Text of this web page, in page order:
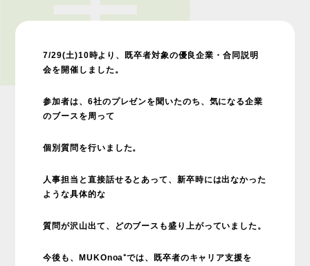
7/29(土)10時より、既卒者対象の優良企業・合同説明
会を開催しました。
参加者は、6社のプレゼンを聞いたのち、気になる企業
のブースを周って
個別質問を行いました。
人事担当と直接話せるとあって、新卒時には出なかった
ような具体的な
質問が沢山出て、どのブースも盛り上がっていました。
今後も、MUKOnoa⁺では、既卒者のキャリア支援を